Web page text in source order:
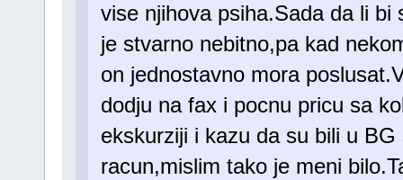
vise njihova psiha.Sada da li
je stvarno nebitno,pa kad
on jednostavno mora
dodju na fax i pocnu pricu sa
ekskurziji i kazu da su bili u
racun,mislim tako je meni